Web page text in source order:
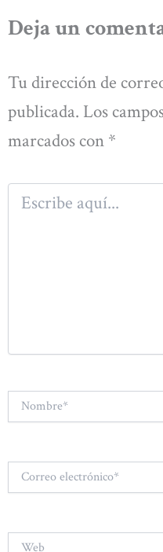
Deja un
Tu dirección de
publicada. Los
marcados con *
Escribe
aquí...
Nombre*
Correo
electrónico*